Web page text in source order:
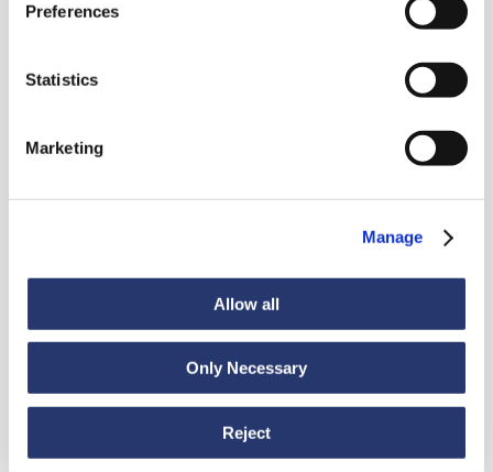
Preferences
Statistics
Marketing
Manage
Allow all
Only Necessary
Reject
Nouveautés
Voir toutes les nouveautés